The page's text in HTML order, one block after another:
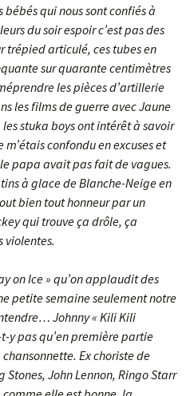
qui nous sont confiés à
du soir espoir c’est pas des
trépied articulé, ces tubes en
sur quarante centimètres
les pièces d’artillerie
les films de guerre avec Jaune
stuka boys ont intérêt à savoir
confondu en excuses et
papa avait pas fait de vagues.
à glace de Blanche-Neige en
bien tout honneur par un
qui trouve ça drôle, ça
violentes.
on Ice » qu’on applaudit des
petite semaine seulement notre
Johnny « Kili Kili
y pas qu’en première partie
Ex choriste de
Stones, John Lennon, Ringo Starr